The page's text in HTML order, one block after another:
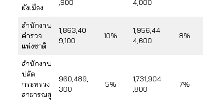
ผังเมือง
,900
4,000
สำนักงาน
ตำรวจ
แห่งชาติ
1,863,40
9,100
10%
1,956,44
4,600
8%
สำนักงาน
ปลัด
กระทรวง
สาธารณสุ
960,489,
300
5%
1,731,904
,800
7%